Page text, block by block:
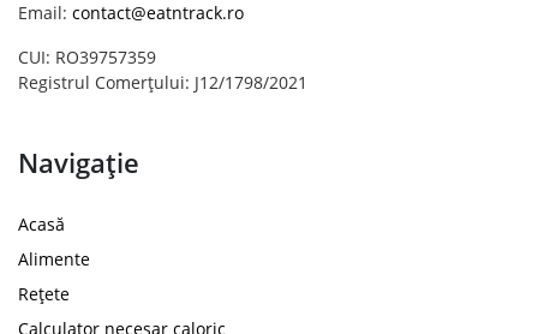
Email: contact@eatntrack.ro
CUI: RO39757359
Registrul Comerțului: J12/1798/2021
Navigație
Acasă
Alimente
Rețete
Calculator necesar caloric